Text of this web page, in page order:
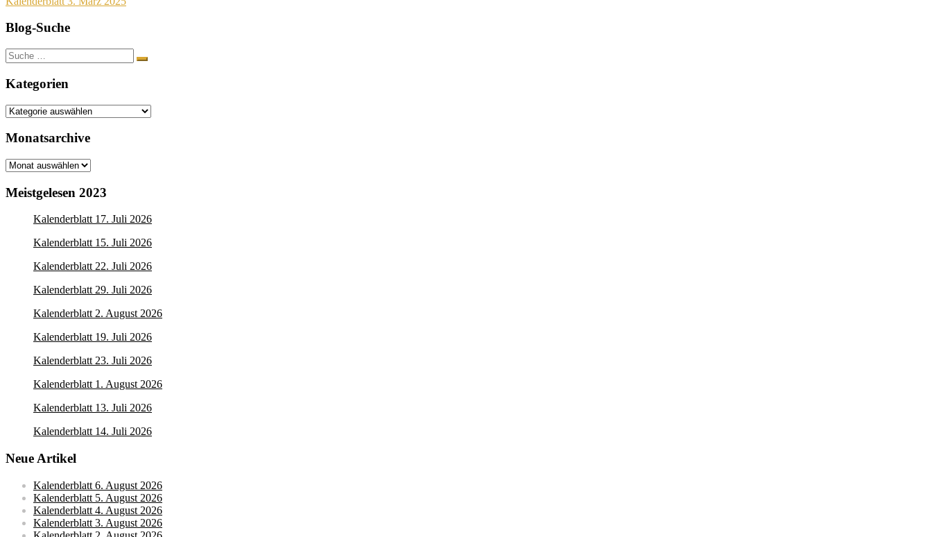
Blog-Suche
Suche
nach:
Kategorien
Kategorien
Monatsarchive
Monatsarchive
Meistgelesen 2023
Kalenderblatt 17. Juli 2026
Kalenderblatt 15. Juli 2026
Kalenderblatt 22. Juli 2026
Kalenderblatt 29. Juli 2026
Kalenderblatt 2. August 2026
Kalenderblatt 19. Juli 2026
Kalenderblatt 23. Juli 2026
Kalenderblatt 1. August 2026
Kalenderblatt 13. Juli 2026
Kalenderblatt 14. Juli 2026
Neue Artikel
Kalenderblatt 6. August 2026
Kalenderblatt 5. August 2026
Kalenderblatt 4. August 2026
Kalenderblatt 3. August 2026